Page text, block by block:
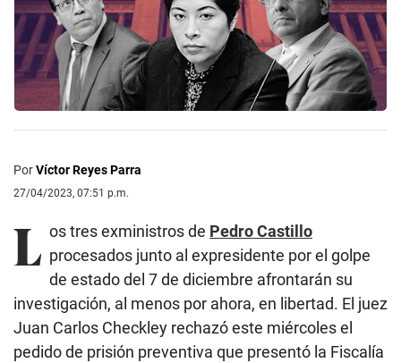
PorVíctor Reyes Parra
27/04/2023, 07:51 p.m.
L os tres exministros de Pedro Castillo
procesados junto al expresidente por el golpe
de estado del 7 de diciembre afrontarán su
investigación, al menos por ahora, en libertad. El juez
Juan Carlos Checkley rechazó este miércoles el
pedido de prisión preventiva que presentó la Fiscalía